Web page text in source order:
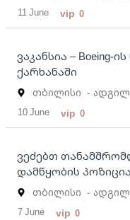
11 June vip 0
ვაკანსია – Boeing-
ქარხანაში
თბილისი -
10 June vip 0
ვეძებთ
დამწყობის
თბილისი -
7 June vip 0